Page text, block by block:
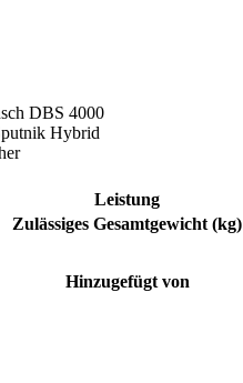
DBS 4000
Hybrid
Leistung
Zulässiges Gesamtgewicht (kg)
Hinzugefügt von